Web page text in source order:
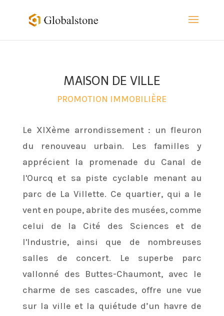
MAISON DE VILLE
PROMOTION IMMOBILIÈRE
Le XIXème arrondissement : un fleuron
du renouveau urbain. Les familles y
apprécient la promenade du Canal de
l'Ourcq et sa piste cyclable menant au
parc de La Villette. Ce quartier, qui a le
vent en poupe, abrite des musées, comme
celui de la Cité des Sciences et de
l'Industrie, ainsi que de nombreuses
salles de concert. Le superbe parc
vallonné des Buttes-Chaumont, avec le
charme de ses cascades, offre une vue
sur la ville et la quiétude d’un havre de